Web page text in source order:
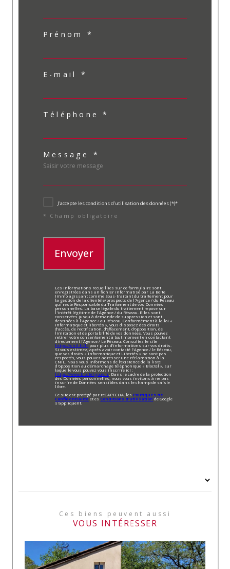
Prénom *
E-mail *
Téléphone *
Message *
J'accepte les conditions d'utilisation des données (*)*
* Champ obligatoire
Envoyer
Les informations recueillies sur ce formulaire sont
enregistrées dans un fichier informatisé par La Boite
Immo agissant comme Sous-traitant du traitement pour
la gestion de la clientèle/prospects de l'Agence / du Réseau
qui reste Responsable du Traitement de vos Données
personnelles. La base légale du traitement repose sur
l'intérêt légitime de l'Agence / du Réseau. Elles sont
conservées jusqu'à demande de suppression et sont
destinées à l'Agence / au Réseau. Conformément à la loi «
informatique et libertés », vous disposez des droits
d’accès, de rectification, d’effacement, d’opposition, de
limitation et de portabilité de vos données. Vous pouvez
retirer votre consentement à tout moment en contactant
directement l’Agence / Le Réseau. Consultez le site
https://cnil.fr/fr pour plus d’informations sur vos droits.
Si vous estimez, après avoir contacté l'Agence / le Réseau,
que vos droits « Informatique et Libertés » ne sont pas
respectés, vous pouvez adresser une réclamation à la
CNIL. Nous vous informons de l’existence de la liste
d'opposition au démarchage téléphonique « Bloctel », sur
laquelle vous pouvez vous inscrire ici :
https://www.bloctel.gouv.fr. Dans le cadre de la protection
des Données personnelles, nous vous invitons à ne pas
inscrire de Données sensibles dans le champ de saisie
libre.
Ce site est protégé par reCAPTCHA, lesPolitiques de
Confidentialitéet es Conditions d'utilisationde Google
s'appliquent.
Ces biens peuvent aussi
VOUS INTÉRESSER